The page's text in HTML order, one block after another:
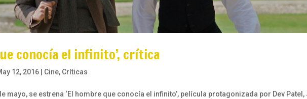
conocía el infinito’, crítica
12, 2016 Cine, Críticas
mayo, se estrena ‘El hombre que conocía el infinito’, película protagonizada por Dev